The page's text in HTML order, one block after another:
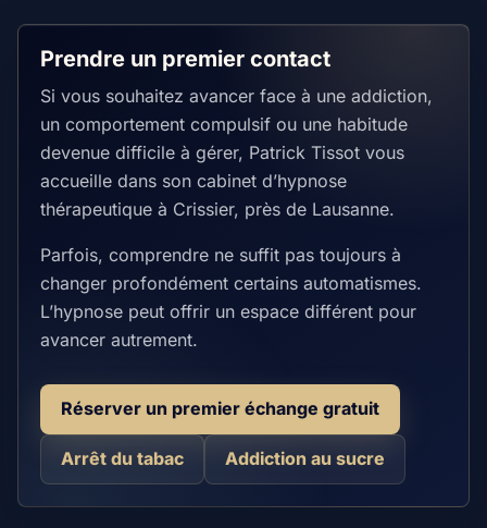
Prendre un premier contact
Si vous souhaitez avancer face à une addiction,
un comportement compulsif ou une habitude
devenue difficile à gérer, Patrick Tissot vous
accueille dans son cabinet d’hypnose
thérapeutique à Crissier, près de Lausanne.
Parfois, comprendre ne suffit pas toujours à
changer profondément certains automatismes.
L’hypnose peut offrir un espace différent pour
avancer autrement.
Réserver un premier échange gratuit
Arrêt du tabac Addiction au sucre